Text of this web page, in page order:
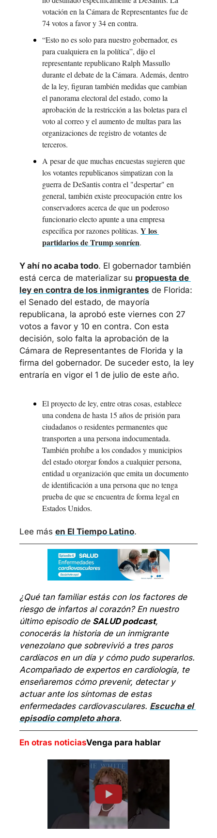
votación en la Cámara de Representantes fue de
74 votos a favor y 34 en contra.
“Esto no es solo para nuestro gobernador, es
para cualquiera en la política”, dijo el
representante republicano Ralph Massullo
durante el debate de la Cámara. Además, dentro
de la ley, figuran también medidas que cambian
el panorama electoral del estado, como la
aprobación de la restricción a las boletas para el
voto al correo y el aumento de multas para las
organizaciones de registro de votantes de
terceros.
A pesar de que muchas encuestas sugieren que
los votantes republicanos simpatizan con la
guerra de DeSantis contra el "despertar" en
general, también existe preocupación entre los
conservadores acerca de que un poderoso
funcionario electo apunte a una empresa
específica por razones políticas. Y los
partidarios de Trump sonríen.
Y ahí no acaba todo. El gobernador también
está cerca de materializar su propuesta de
ley en contra de los inmigrantes de Florida:
el Senado del estado, de mayoría
republicana, la aprobó este viernes con 27
votos a favor y 10 en contra. Con esta
decisión, solo falta la aprobación de la
Cámara de Representantes de Florida y la
firma del gobernador. De suceder esto, la ley
entraría en vigor el 1 de julio de este año.
El proyecto de ley, entre otras cosas, establece
una condena de hasta 15 años de prisión para
ciudadanos o residentes permanentes que
transporten a una persona indocumentada.
También prohíbe a los condados y municipios
del estado otorgar fondos a cualquier persona,
entidad u organización que emita un documento
de identificación a una persona que no tenga
prueba de que se encuentra de forma legal en
Estados Unidos.
Lee más en El Tiempo Latino.
¿Qué tan familiar estás con los factores de
riesgo de infartos al corazón? En nuestro
último episodio de SALUD podcast,
conocerás la historia de un inmigrante
venezolano que sobrevivió a tres paros
cardíacos en un día y cómo pudo superarlos.
Acompañado de expertos en cardiología, te
enseñaremos cómo prevenir, detectar y
actuar ante los síntomas de estas
enfermedades cardiovasculares. Escucha el
episodio completo ahora.
En otras noticiasVenga para hablar